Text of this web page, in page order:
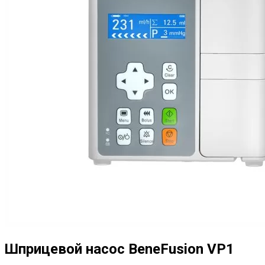
Шприцевой насос BeneFusion VP1